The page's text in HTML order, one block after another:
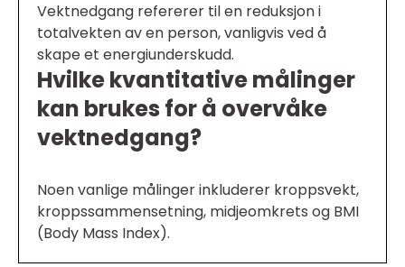
Vektnedgang refererer til en reduksjon i
totalvekten av en person, vanligvis ved å
skape et energiunderskudd.
Hvilke kvantitative målinger
kan brukes for å overvåke
vektnedgang?
Noen vanlige målinger inkluderer kroppsvekt,
kroppssammensetning, midjeomkrets og BMI
(Body Mass Index).